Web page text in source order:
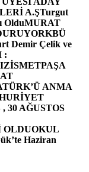
A.ŞTurgut
OlduMURAT
KBÜ
Demir Çelik ve
:
İSMETPAŞA
ANMA
30 AĞUSTOS
OLDUOKUL
Haziran